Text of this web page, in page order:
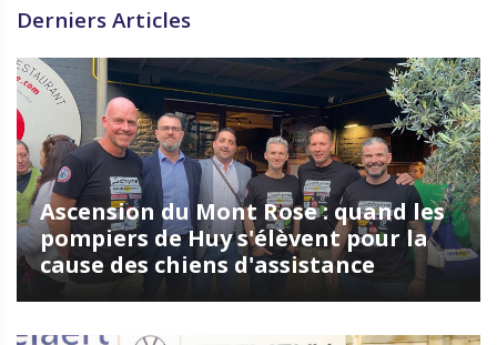
Derniers Articles
Ascension du Mont Rose : quand les
pompiers de Huy s'élèvent pour la
cause des chiens d'assistance